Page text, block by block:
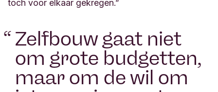
toch voor elkaar gekregen.”
“Zelfbouw gaat niet
om grote budgetten,
maar om de wil om